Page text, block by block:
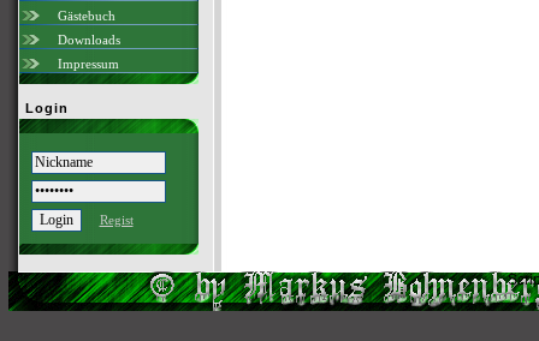
Gästebuch
Downloads
Impressum
Login
Regist